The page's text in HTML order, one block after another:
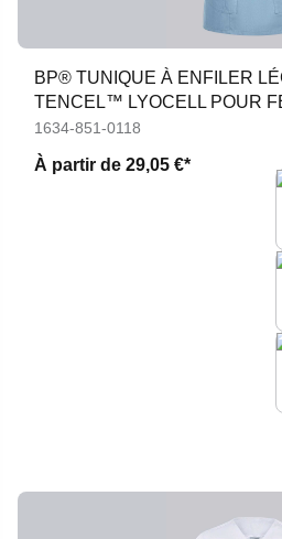
BP® TUNIQUE À ENFILER
TENCEL™ LYOCELL POUR
1634-851-0118
À partir de 29,05 €*